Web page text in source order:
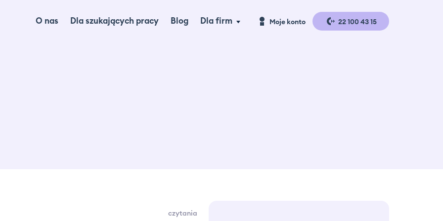
O nas Dla szukających pracy Blog Dla firm Moje konto 22 100 43 15
czytania